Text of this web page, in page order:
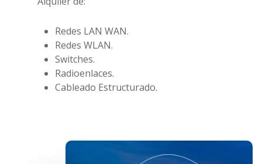
Redes LAN WAN.
Redes WLAN.
Switches.
Radioenlaces.
Cableado Estructurado.